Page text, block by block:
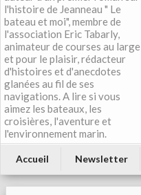
l'histoire de Jeanneau " Le
bateau et moi", membre de
l'association Eric Tabarly,
animateur de courses au large
et pour le plaisir, rédacteur
d'histoires et d'anecdotes
glanées au fil de ses
navigations. A lire si vous
aimez les bateaux, les
croisières, l'aventure et
l'environnement marin.
Accueil Newsletter